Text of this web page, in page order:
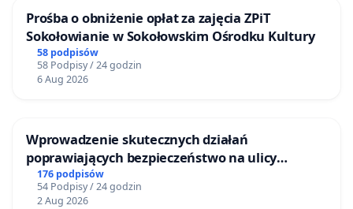
Prośba o obniżenie opłat za zajęcia ZPiT
Sokołowianie w Sokołowskim Ośrodku Kultury
58 podpisów
58 Podpisy / 24 godzin
6 Aug 2026
Wprowadzenie skutecznych działań
poprawiających bezpieczeństwo na ulicy
Żeromskiego w Otwocku
176 podpisów
54 Podpisy / 24 godzin
2 Aug 2026